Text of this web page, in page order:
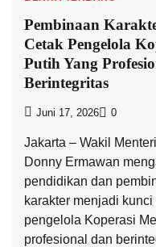
Pembinaan
Cetak Pengelola
Putih Yang
Berintegritas
Juni 17, 2026 0
Jakarta – Wakil
Donny Ermawan
pendidikan dan
karakter menjadi
pengelola Koperasi
profesional dan